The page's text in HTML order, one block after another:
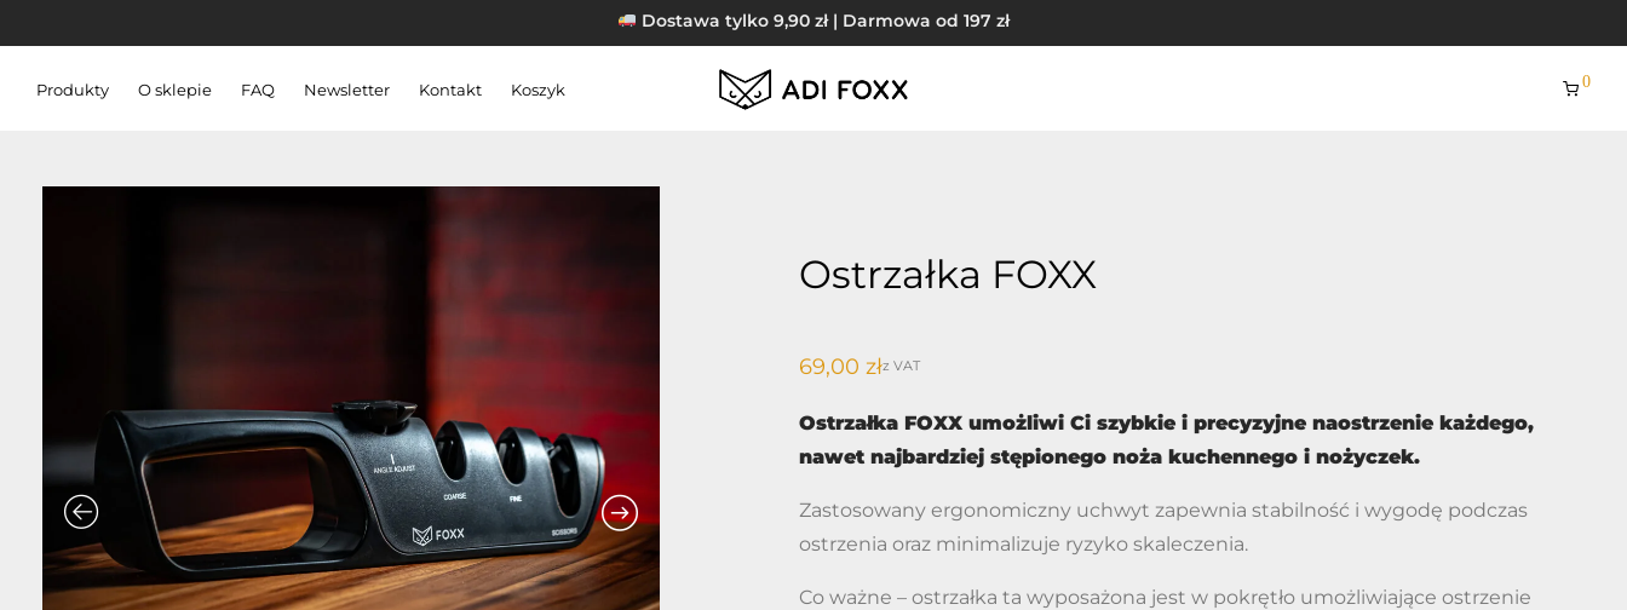
Dostawa tylko 9,90 zł | Darmowa od 197 zł
Produkty O sklepie FAQ Newsletter Kontakt Koszyk 0
Ostrzałka FOXX
69,00 złz VAT
Ostrzałka FOXX umożliwi Ci szybkie i precyzyjne naostrzenie każdego,
nawet najbardziej stępionego noża kuchennego i nożyczek.
Zastosowany ergonomiczny uchwyt zapewnia stabilność i wygodę podczas
ostrzenia oraz minimalizuje ryzyko skaleczenia.
Co ważne – ostrzałka ta wyposażona jest w pokrętło umożliwiające ostrzenie